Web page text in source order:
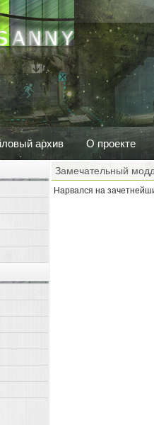
архив О проекте
Замечательный
Нарвался на